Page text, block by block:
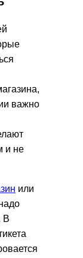
важно
и не
или
В